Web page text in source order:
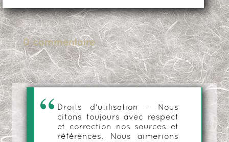
0 commentaire
Droits d'utilisation - Nous
citons toujours avec respect
et correction nos sources et
références. Nous aimerions